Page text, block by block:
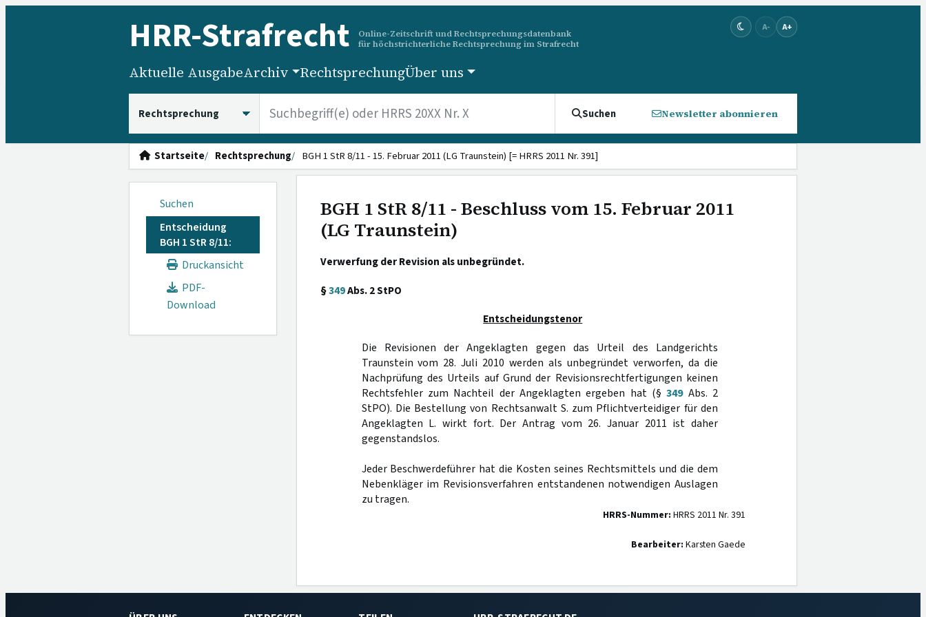
HRR-Strafrecht
Online-Zeitschrift und Rechtsprechungsdatenbank
für höchstrichterliche Rechtsprechung im Strafrecht
A- A+
Aktuelle AusgabeArchiv RechtsprechungÜber uns
Suchen Newsletter abonnieren
Startseite Rechtsprechung BGH 1 StR 8/11 - 15. Februar 2011 (LG Traunstein) [= HRRS 2011 Nr. 391]
Suchen
Entscheidung
BGH 1 StR 8/11:
Druckansicht
PDF-
Download
BGH 1 StR 8/11 - Beschluss vom 15. Februar 2011
(LG Traunstein)
Verwerfung der Revision als unbegründet.
§349Abs. 2 StPO
Entscheidungstenor
Die Revisionen der Angeklagten gegen das Urteil des Landgerichts
Traunstein vom 28. Juli 2010 werden als unbegründet verworfen, da die
Nachprüfung des Urteils auf Grund der Revisionsrechtfertigungen keinen
Rechtsfehler zum Nachteil der Angeklagten ergeben hat (§349Abs. 2
StPO). Die Bestellung von Rechtsanwalt S. zum Pflichtverteidiger für den
Angeklagten L. wirkt fort. Der Antrag vom 26. Januar 2011 ist daher
gegenstandslos.
Jeder Beschwerdeführer hat die Kosten seines Rechtsmittels und die dem
Nebenkläger im Revisionsverfahren entstandenen notwendigen Auslagen
zu tragen.
HRRS-Nummer: HRRS 2011 Nr. 391
Bearbeiter: Karsten Gaede